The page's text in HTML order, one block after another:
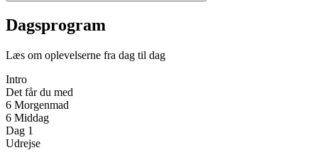
Dagsprogram
Læs om oplevelserne fra dag til dag
Intro
Det får du med
6 Morgenmad
6 Middag
Dag 1
Udrejse